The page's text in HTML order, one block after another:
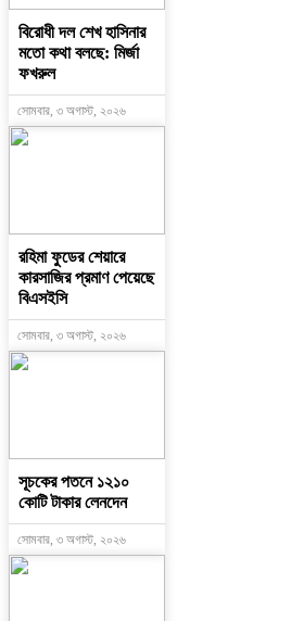
বিরোধী দল শেখ হাসিনার
মতো কথা বলছে: মির্জা
ফখরুল
সোমবার, ৩ অগাস্ট, ২০২৬
রহিমা ফুডের শেয়ারে
কারসাজির প্রমাণ পেয়েছে
বিএসইসি
সোমবার, ৩ অগাস্ট, ২০২৬
সূচকের পতনে ১২১০
কোটি টাকার লেনদেন
সোমবার, ৩ অগাস্ট, ২০২৬